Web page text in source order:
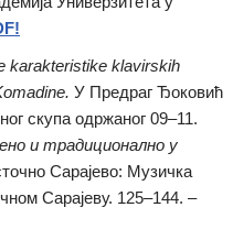
karakteristike klavirskih
У Предраг Ђоковић
скупа одржаног 09–11.
и традиционално у
Сарајево: Музичка
Сарајеву. 125–144. –